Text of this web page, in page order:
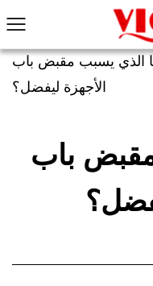
الذي يسبب مقبض باب
الأجهزة ليفضل؟
باب